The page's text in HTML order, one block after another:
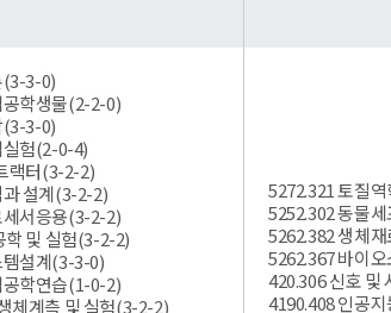
(3-3-0)
학생물(2-2-0)
(3-3-0)
험(2-0-4)
랙터(3-2-2)
설계(3-2-2)
서응용(3-2-2)
학 및 실험(3-2-2)
설계(3-3-0)
학연습(1-0-2)
체계측 및 실험(3-2-2)
5272.321 토질역
5252.302 동물
5262.382 생체
5262.367 바이
420.306 신호 및
4190.408 인공지